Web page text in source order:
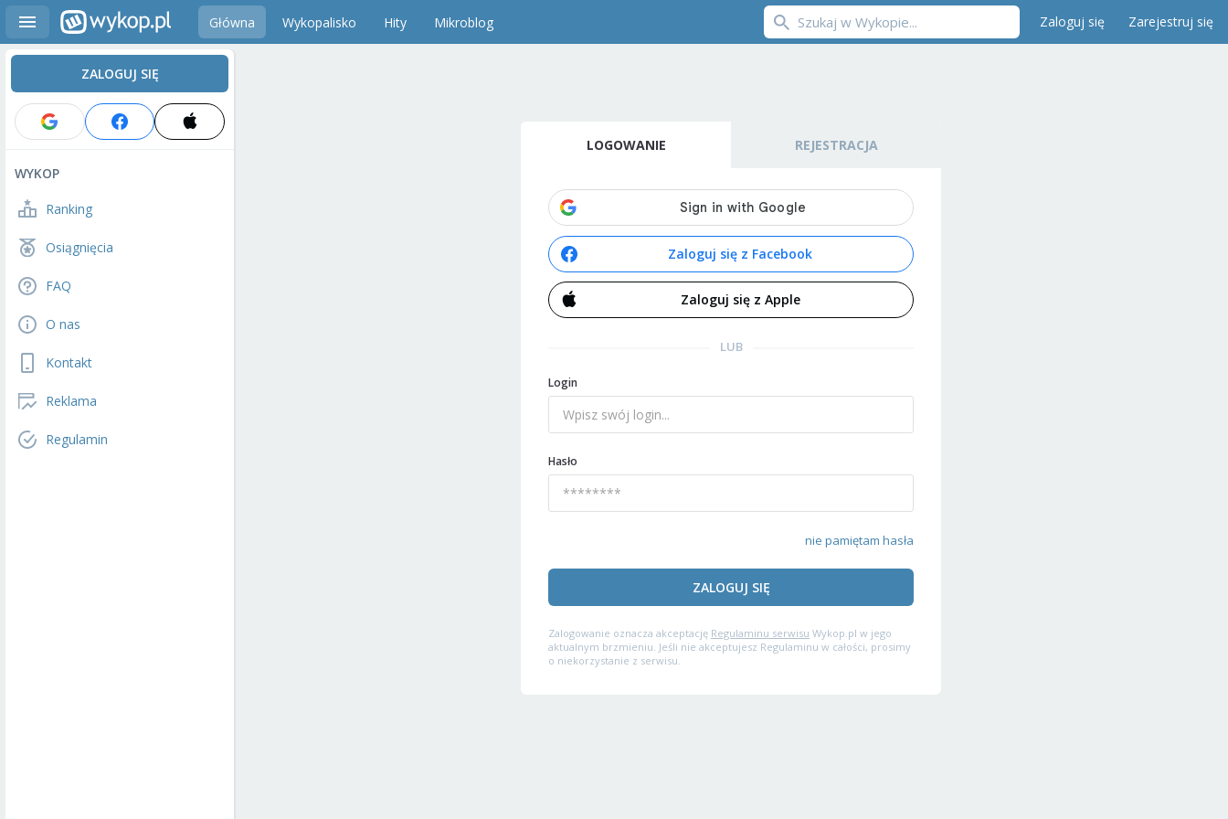
Główna Wykopalisko Hity Mikroblog Zaloguj się Zarejestruj się
ZALOGUJ SIĘ
WYKOP
Ranking
Osiągnięcia
FAQ
O nas
Kontakt
Reklama
Regulamin
LOGOWANIE REJESTRACJA
Zaloguj się z Facebook
Zaloguj się z Apple
LUB
Login
Hasło
nie pamiętam hasła
ZALOGUJ SIĘ
Zalogowanie oznacza akceptację Regulaminu serwisu Wykop.pl w jego
aktualnym brzmieniu. Jeśli nie akceptujesz Regulaminu w całości, prosimy
o niekorzystanie z serwisu.